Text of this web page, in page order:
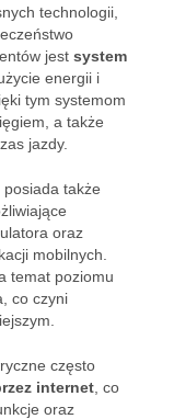
technologii,
jest system
energii i
tym systemom
a także
jazdy.
także
oraz
mobilnych.
temat poziomu
co czyni
często
internet , co
oraz